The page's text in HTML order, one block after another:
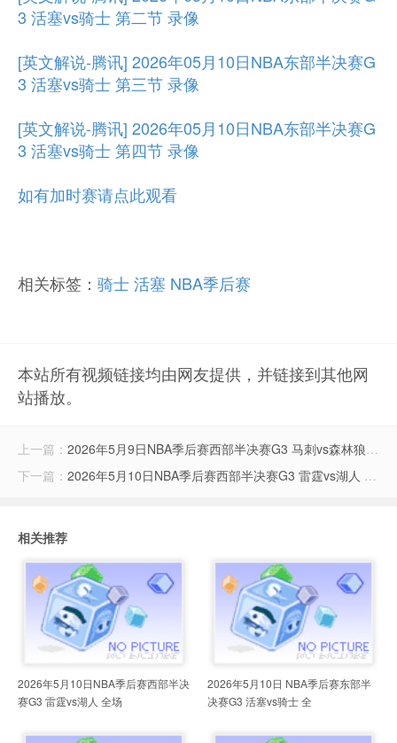
3 活塞vs骑士 第二节 录像
[英文解说-腾讯] 2026年05月10日NBA东部半决赛G
3 活塞vs骑士 第三节 录像
[英文解说-腾讯] 2026年05月10日NBA东部半决赛G
3 活塞vs骑士 第四节 录像
如有加时赛请点此观看
相关标签： 骑士活塞 NBA季后赛
本站所有视频链接均由网友提供，并链接到其他网
站播放。
上一篇： 2026年5月9日NBA季后赛西部半决赛G3 马刺vs森林狼 全场录像
下一篇： 2026年5月10日NBA季后赛西部半决赛G3 雷霆vs湖人 全场录像
相关推荐
2026年5月10日NBA季后赛西部半决
赛G3 雷霆vs湖人 全场
2026年5月10日 NBA季后赛东部半
决赛G3 活塞vs骑士 全